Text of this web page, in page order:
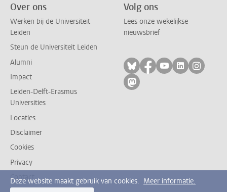
Over ons
Werken bij de Universiteit
Leiden
Steun de Universiteit Leiden
Alumni
Impact
Leiden-Delft-Erasmus
Universities
Locaties
Disclaimer
Cookies
Privacy
Contact
Volg ons
Lees onze wekelijkse
nieuwsbrief
Volg ons op bluesky
Volg ons op
Volg ons op
Volg ons
Volg
Volg ons op mastodon
Deze website maakt gebruik van cookies. Meer informatie.